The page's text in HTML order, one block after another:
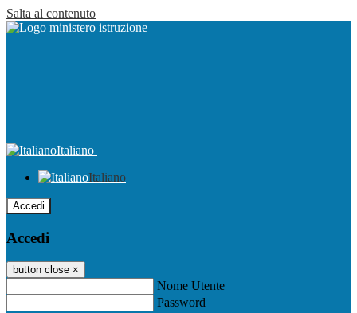
Salta al contenuto
Italiano
Italiano
Accedi
Accedi
button close ×
Nome Utente
Password